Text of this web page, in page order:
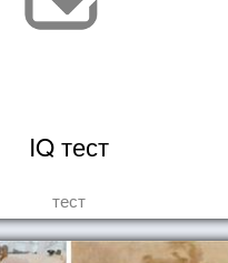
IQ тест
тест